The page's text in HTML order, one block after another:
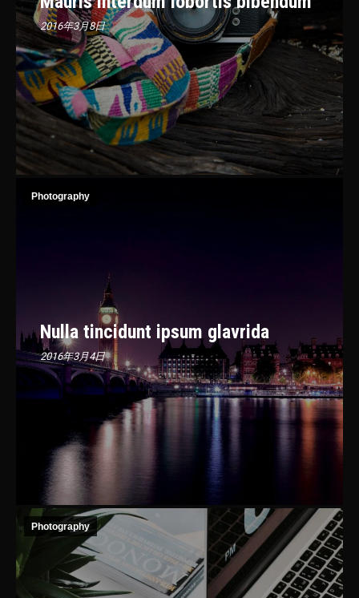
2016年3月8日
Photography
Nulla tincidunt ipsum glavrida
2016年3月4日
Photography